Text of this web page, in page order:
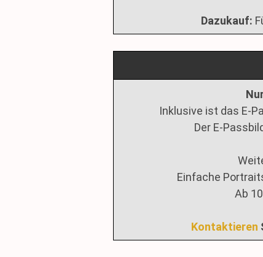
Dazukauf:
Inklusive ist das E-
Der E-
Einfache
Ab
Kontaktieren